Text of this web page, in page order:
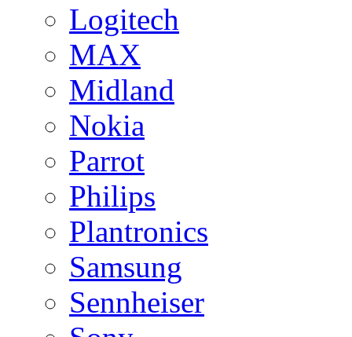
Logitech
MAX
Midland
Nokia
Parrot
Philips
Plantronics
Samsung
Sennheiser